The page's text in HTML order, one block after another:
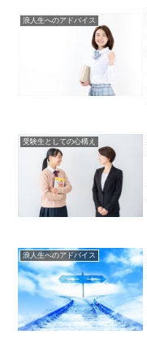
浪人生へのアドバイス
受験生としての心構え
浪人生へのアドバイス